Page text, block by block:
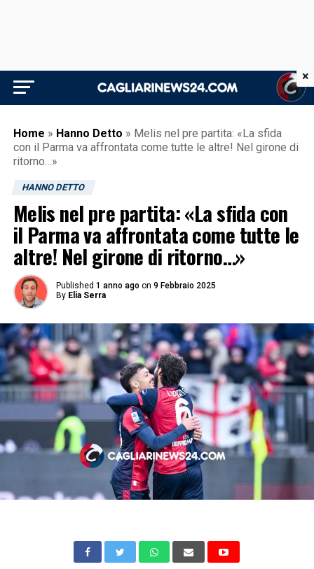
Home » Hanno Detto » Melis nel pre partita: «La sfida
con il Parma va affrontata come tutte le altre! Nel girone di
ritorno…»
HANNO DETTO
Melis nel pre partita: «La sfida con
il Parma va affrontata come tutte le
altre! Nel girone di ritorno…»
Published 1 anno ago on 9 Febbraio 2025
By Elia Serra
×